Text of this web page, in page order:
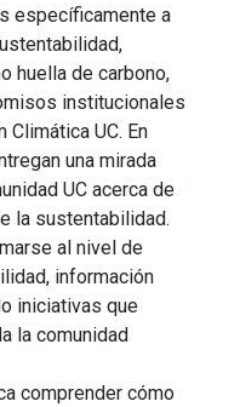
específicamente a
huella de carbono,
institucionales
Climática UC. En
una mirada
UC acerca de
la sustentabilidad.
al nivel de
información
iniciativas que
la comunidad
comprender cómo